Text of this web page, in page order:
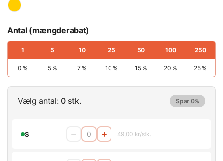
Antal (mængderabat)
1 5 10 25 50 100 250
0 % 5 % 7 % 10 % 15 % 20 % 25 %
Vælg antal: 0 stk. Spar 0%
S 49,00 kr/stk.